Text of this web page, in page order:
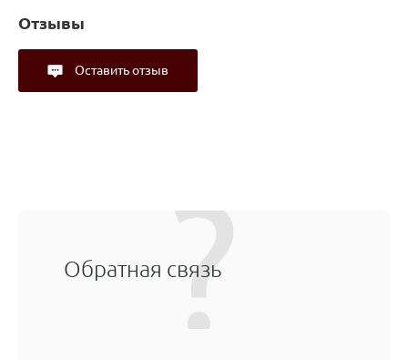
Отзывы
Оставить отзыв
Обратная связь